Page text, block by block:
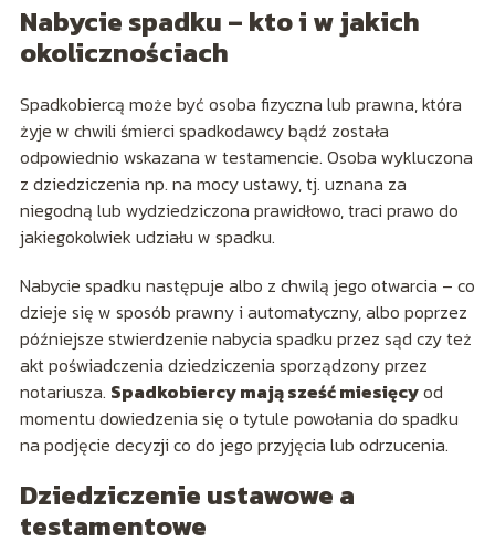
Nabycie spadku – kto i w jakich
okolicznościach
Spadkobiercą może być osoba fizyczna lub prawna, która
żyje w chwili śmierci spadkodawcy bądź została
odpowiednio wskazana w testamencie. Osoba wykluczona
z dziedziczenia np. na mocy ustawy, tj. uznana za
niegodną lub wydziedziczona prawidłowo, traci prawo do
jakiegokolwiek udziału w spadku.
Nabycie spadku następuje albo z chwilą jego otwarcia – co
dzieje się w sposób prawny i automatyczny, albo poprzez
późniejsze stwierdzenie nabycia spadku przez sąd czy też
akt poświadczenia dziedziczenia sporządzony przez
notariusza. Spadkobiercy mają sześć miesięcyod
momentu dowiedzenia się o tytule powołania do spadku
na podjęcie decyzji co do jego przyjęcia lub odrzucenia.
Dziedziczenie ustawowe a
testamentowe